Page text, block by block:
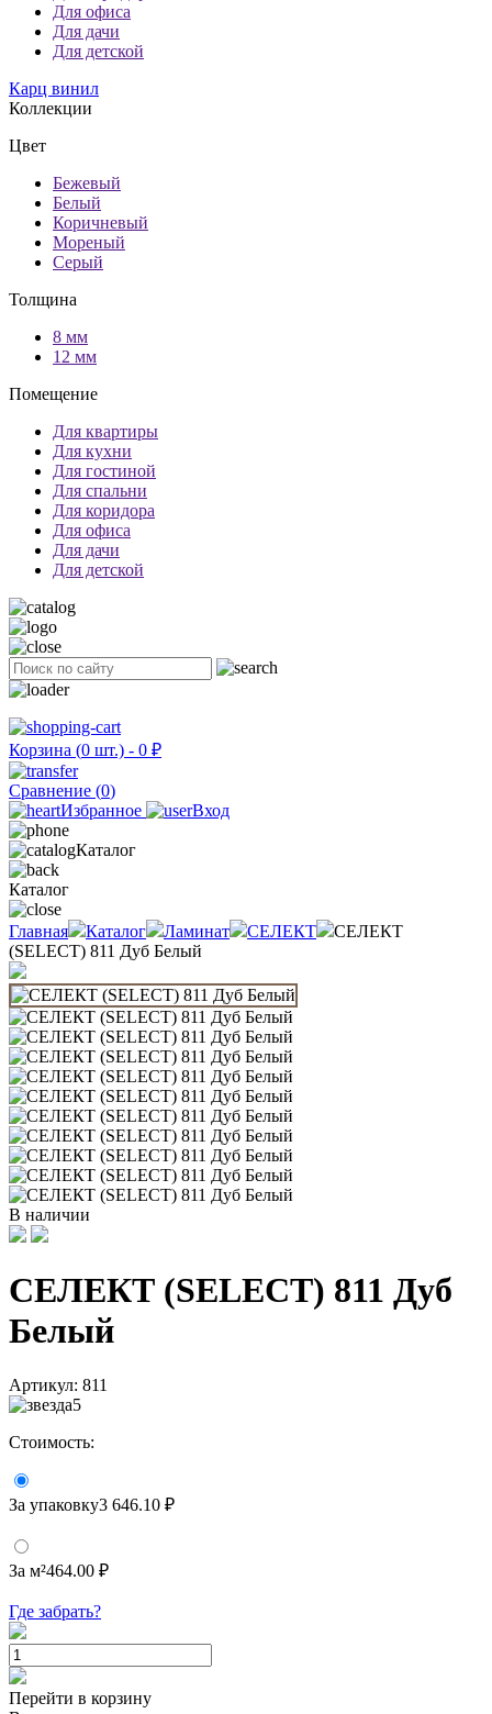
Для офиса
Для дачи
Для детской
Карц винил
Коллекции
Цвет
Бежевый
Белый
Коричневый
Мореный
Серый
Толщина
8 мм
12 мм
Помещение
Для квартиры
Для кухни
Для гостиной
Для спальни
Для коридора
Для офиса
Для дачи
Для детской
Корзина (0 шт.) - 0 ₽
Сравнение (0)
Избранное
Вход
Каталог
Каталог
Главная Каталог Ламинат СЕЛЕКТ
СЕЛЕКТ
(SELECT) 811 Дуб Белый
В наличии
СЕЛЕКТ (SELECT) 811 Дуб
Белый
Артикул: 811
5
Стоимость:
За упаковку3 646.10 ₽
За м²464.00 ₽
Где забрать?
Перейти в корзину